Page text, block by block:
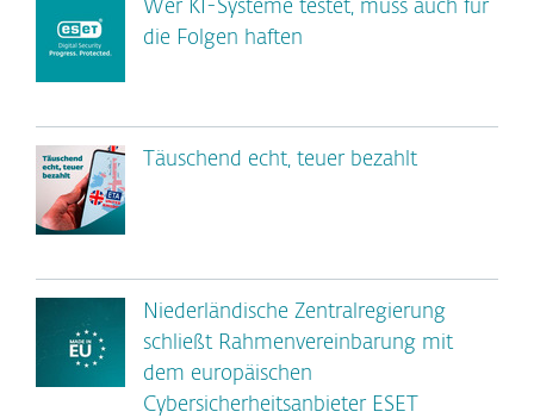
Wer KI-Systeme testet, muss auch für
die Folgen haften
Täuschend echt, teuer bezahlt
Niederländische Zentralregierung
schließt Rahmenvereinbarung mit
dem europäischen
Cybersicherheitsanbieter ESET